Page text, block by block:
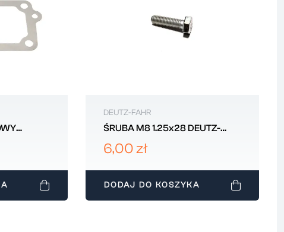
DEUTZ-FAHR
ŚRUBA M8 1.25x28 DEUTZ-
FAHR 2.0112.210.2
6,00 zł
DODAJ DO KOSZYKA